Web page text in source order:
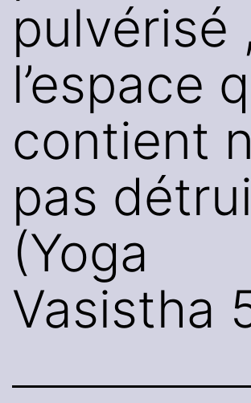
pulvérisé
l’espace
contient
pas
(Yoga
Vasistha